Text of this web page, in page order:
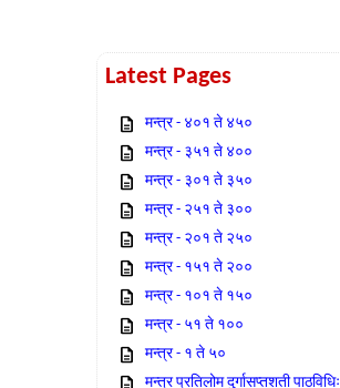
Latest Pages
मन्त्र - ४०१ ते ४५०
मन्त्र - ३५१ ते ४००
मन्त्र - ३०१ ते ३५०
मन्त्र - २५१ ते ३००
मन्त्र - २०१ ते २५०
मन्त्र - १५१ ते २००
मन्त्र - १०१ ते १५०
मन्त्र - ५१ ते १००
मन्त्र - १ ते ५०
मन्त्र प्रतिलोम दुर्गासप्तशती पाठविधिः